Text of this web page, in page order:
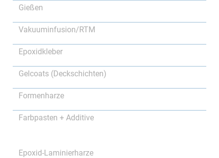
Gießen
Vakuuminfusion/RTM
Epoxidkleber
Gelcoats (Deckschichten)
Formenharze
Farbpasten + Additive
Epoxid-Laminierharze